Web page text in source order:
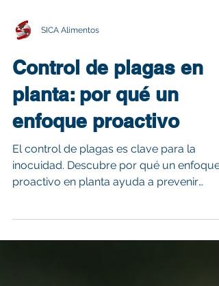
Control de plagas en
planta: por qué un
enfoque proactivo
El control de plagas es clave para la
inocuidad. Descubre por qué un enfoque
infestaciones